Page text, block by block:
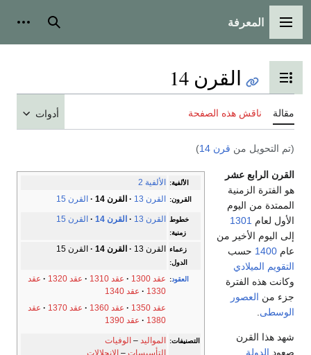
القائمة الرئيسية
المعرفة بحث
تبديل عرض جدول المحتويات
القرن 14
مقالة ناقش هذه الصفحة أدوات
(تم التحويل من قرن 14 )
الألفية: الألفية 2
القرون: القرن 13 القرن 14 القرن 15
خطوط
زمنية:
القرن 13 القرن 14 القرن 15
زعماء
الدول:
القرن 13 القرن 14 القرن 15
العقود: عقد 1300 عقد 1310 عقد 1320
عقد
1330
عقد 1340
عقد 1350
عقد 1360 عقد 1370
عقد
1380
عقد 1390
التصنيفات: المواليد – الوفيات
القرن الرابع عشر
هو الفترة الزمنية
الممتدة من اليوم
الأول لعام 1301
إلى اليوم الأخير من
عام 1400 حسب
التقويم الميلادي
وكانت هذه الفترة
جزء من العصور
الوسطى
شهد هذا القرن
صعود الدولة